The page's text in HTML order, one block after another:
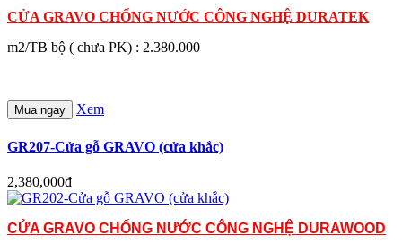
CỬA GRAVO CHỐNG NƯỚC CÔNG NGHỆ DURATEK
m2/TB bộ ( chưa PK) : 2.380.000
Mua ngay Xem
GR207-Cửa gỗ GRAVO (cửa khắc)
2,380,000đ
CỬA GRAVO CHỐNG NƯỚC CÔNG NGHỆ DURAWOOD